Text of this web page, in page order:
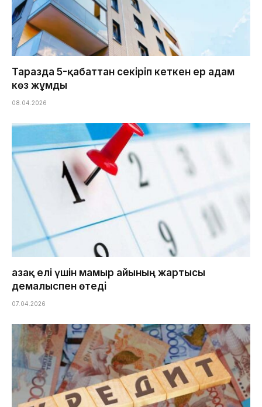
Таразда 5-қабаттан секіріп кеткен ер адам
көз жұмды
08.04.2026
Қазақ елі үшін мамыр айының жартысы
демалыспен өтеді
07.04.2026